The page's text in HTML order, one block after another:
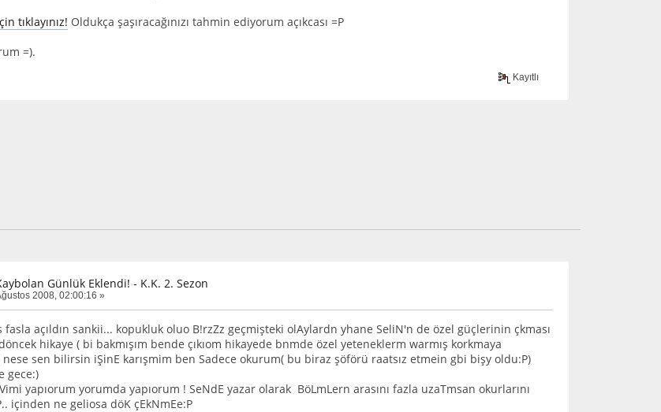
tıklayınız! Oldukça şaşıracağınızı tahmin ediyorum açıkcası =P
=).
Kayıtlı
Günlük Eklendi! - K.K. 2. Sezon
2008, 02:00:16 »
fasla açıldın sankii... kopukluk oluo B!rzZz geçmişteki olAylardn yhane SeliN'n de özel güçlerinin çkması
hikaye ( bi bakmışım bende çıkıom hikayede bnmde özel yeteneklerm warmış korkmaya
nese sen bilirsin iŞinE karışmim ben Sadece okurum( bu biraz şöförü raatsız etmein gbi bişy oldu:P)
gece:)
yapıorum yorumda yapıorum ! SeNdE yazar olarak BöLmLern arasını fazla uzaTmsan okurlarını
içinden ne geliosa döK çEkNmEe:P